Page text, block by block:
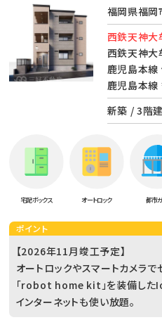
福岡県福岡
西鉄天神
西鉄天神
鹿児島本線
鹿児島本線
新築 / 3階建
宅配ボックス オートロック 都市
ポイント
【2026年11月竣工予定】
オートロックやスマートカメラで
「robot home kit」を装備した
インターネットも使い放題。